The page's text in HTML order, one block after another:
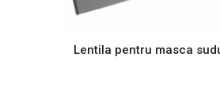
Lentila pentru masca